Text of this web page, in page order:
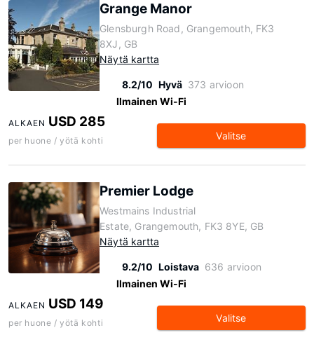
Grange Manor
Glensburgh Road, Grangemouth, FK3
8XJ, GB
Näytä kartta
8.2/10 Hyvä 373 arvioon
Ilmainen Wi-Fi
ALKAEN USD 285
per huone / yötä kohti Valitse
Premier Lodge
Westmains Industrial
Estate, Grangemouth, FK3 8YE, GB
Näytä kartta
9.2/10 Loistava 636 arvioon
Ilmainen Wi-Fi
ALKAEN USD 149
per huone / yötä kohti Valitse